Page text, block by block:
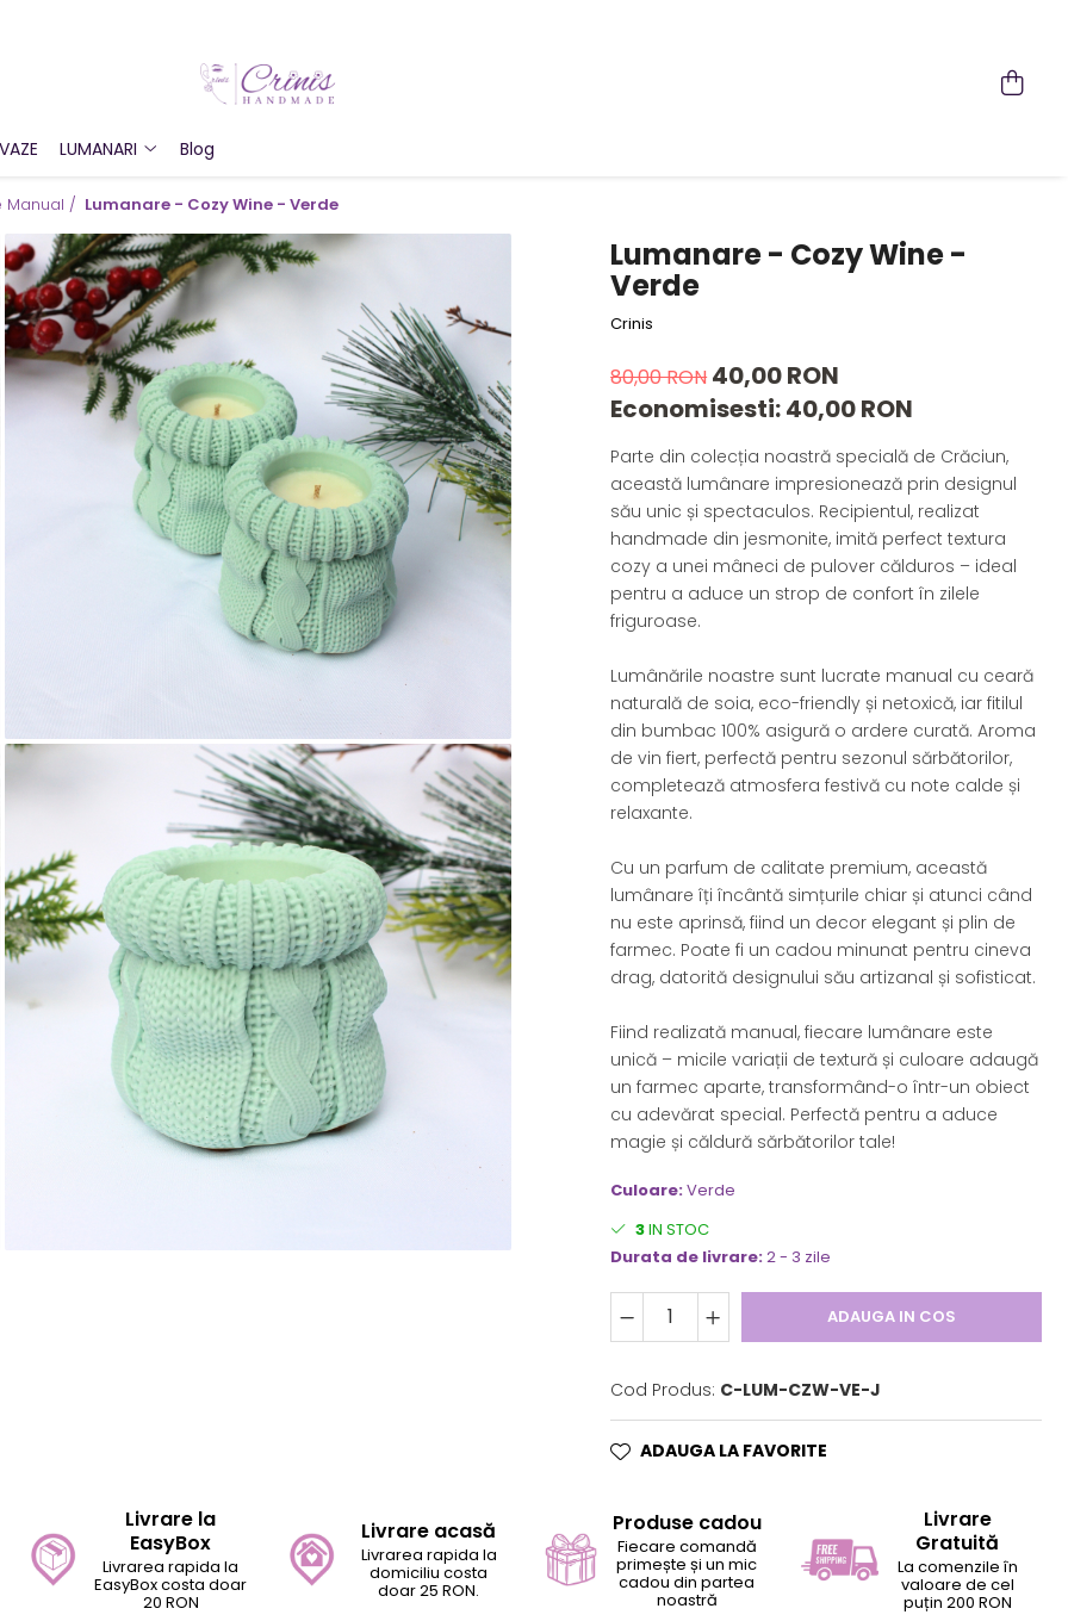
VAZE LUMANARI Blog
Manual / Lumanare - Cozy Wine - Verde
Lumanare - Cozy Wine -
Verde
Crinis
80,00 RON 40,00 RON
Economisesti:40,00RON
Parte din colecția noastră specială de Crăciun,
această lumânare impresionează prin designul
său unic și spectaculos. Recipientul, realizat
handmade din jesmonite, imită perfect textura
cozy a unei mâneci de pulover călduros – ideal
pentru a aduce un strop de confort în zilele
friguroase.
Lumânările noastre sunt lucrate manual cu ceară
naturală de soia, eco-friendly și netoxică, iar fitilul
din bumbac 100% asigură o ardere curată. Aroma
de vin fiert, perfectă pentru sezonul sărbătorilor,
completează atmosfera festivă cu note calde și
relaxante.
Cu un parfum de calitate premium, această
lumânare îți încântă simțurile chiar și atunci când
nu este aprinsă, fiind un decor elegant și plin de
farmec. Poate fi un cadou minunat pentru cineva
drag, datorită designului său artizanal și sofisticat.
Fiind realizată manual, fiecare lumânare este
unică – micile variații de textură și culoare adaugă
un farmec aparte, transformând-o într-un obiect
cu adevărat special. Perfectă pentru a aduce
magie și căldură sărbătorilor tale!
Culoare:Verde
3IN STOC
Durata de livrare:2 - 3 zile
ADAUGA IN COS
Cod Produs: C-LUM-CZW-VE-J
ADAUGA LA FAVORITE
Livrare la
EasyBox
Livrarea rapida la
EasyBox costa doar
20 RON
Livrare acasă
Livrarea rapida la
domiciliu costa
doar 25 RON.
Produse cadou
Fiecare comandă
primește și un mic
cadou din partea
noastră
Livrare
Gratuită
La comenzile în
valoare de cel
puțin 200 RON